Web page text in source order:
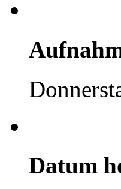
Datum